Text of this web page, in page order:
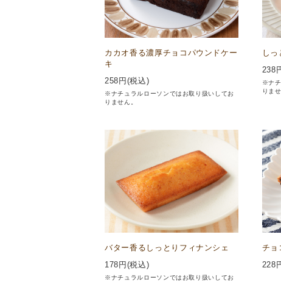
カカオ香る濃厚チョコパウンドケー
キ
258 円(税込)
※ナチュラルローソンではお取り扱いしてお
りません。
し
238
※ナチ
りませ
バター香るしっとりフィナンシェ
178 円(税込)
※ナチュラルローソンではお取り扱いしてお
チョ
228